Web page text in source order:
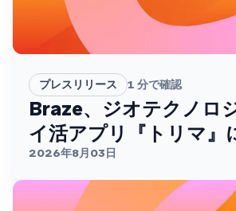
プレスリリース 1 分で確認
Braze、ジオテクノロ
イ活アプリ『トリマ』
2026年8月03日